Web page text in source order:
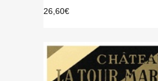
26,60€